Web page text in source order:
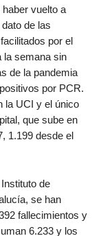
vuelto a
de las
por el
la semana sin
de la pandemia
por PCR.
la UCI y el único
que sube en
1.199 desde el
de
se han
fallecimientos y
6.233 y los